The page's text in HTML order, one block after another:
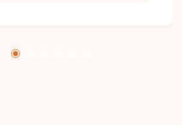
com um consultor que